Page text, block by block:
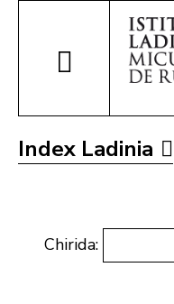
Index Ladinia
Chirida: